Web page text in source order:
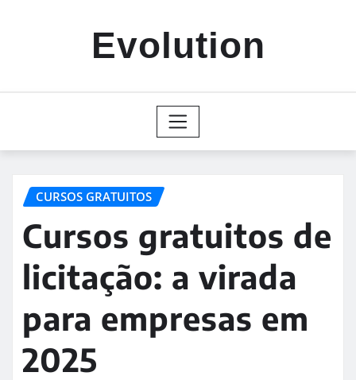
Evolution
CURSOS GRATUITOS
Cursos gratuitos de
licitação: a virada
para empresas em
2025